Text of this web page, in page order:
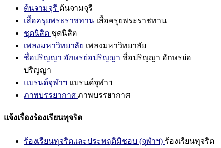
ต้นจามจุรี ต้นจามจุรี
เสื้อครุยพระราชทาน เสื้อครุยพระราชทาน
ชุดนิสิต ชุดนิสิต
เพลงมหาวิทยาลัย เพลงมหาวิทยาลัย
ชื่อปริญญา อักษรย่อปริญญา ชื่อปริญญา อักษรย่อ
ปริญญา
แบรนด์จุฬาฯ แบรนด์จุฬาฯ
ภาพบรรยากาศ ภาพบรรยากาศ
แจ้งเรื่องร้องเรียนทุจริต
ร้องเรียนทุจริตและประพฤติมิชอบ (จุฬาฯ) ร้องเรียนทุจริต